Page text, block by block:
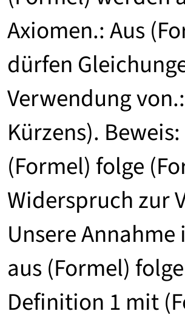
Axiomen.: Aus
dürfen
Verwendung
Kürzens).
(Formel) folge
Widerspruch zur
Unsere
aus (Formel)
Definition 1 mit